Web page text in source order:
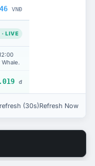
VNĐ
· LIVE
đ
(30s)Refresh Now